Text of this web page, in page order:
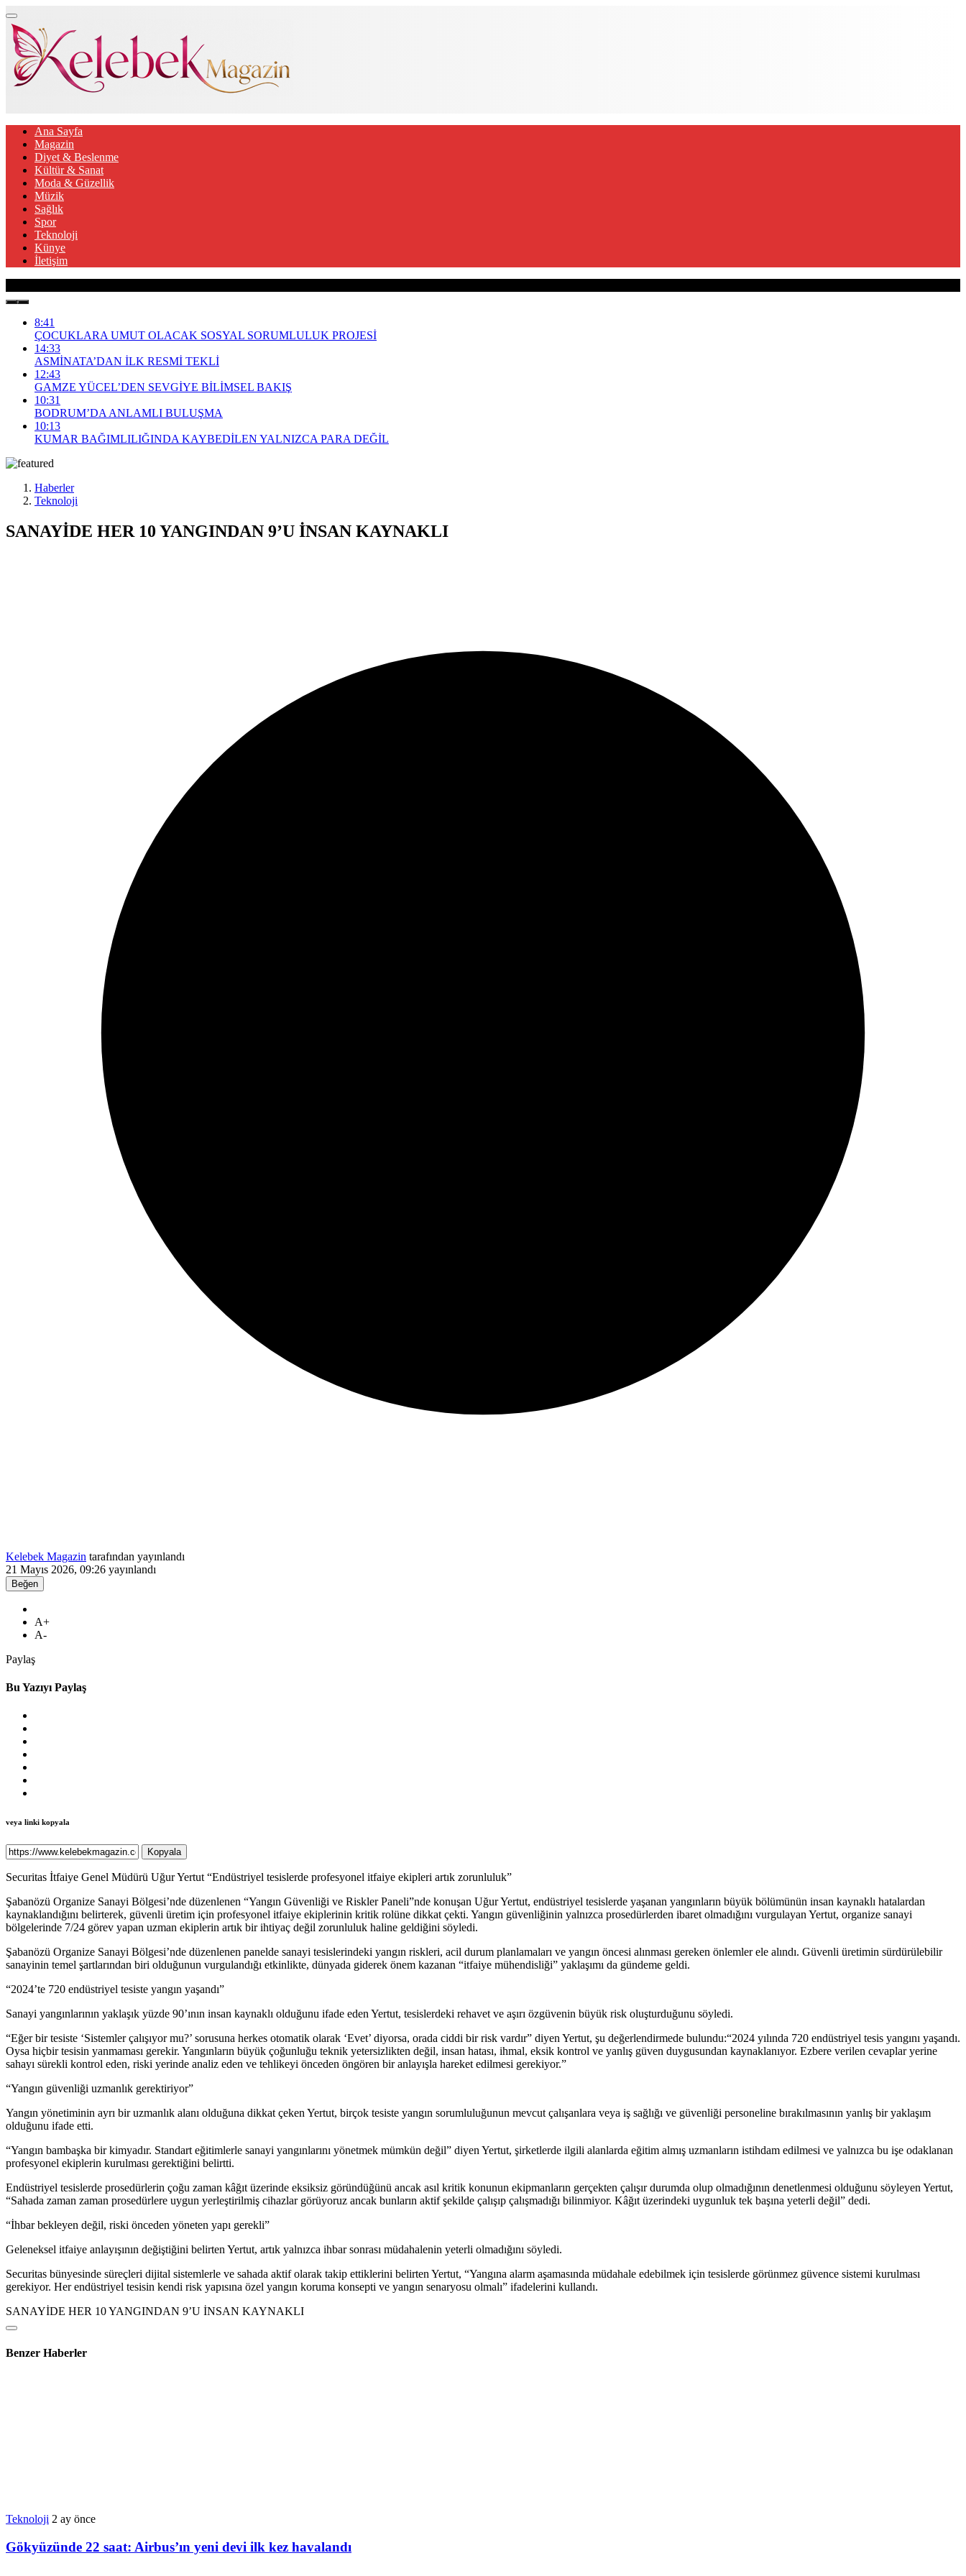
Ana Sayfa
Magazin
Diyet & Beslenme
Kültür & Sanat
Moda & Güzellik
Müzik
Sağlık
Spor
Teknoloji
Künye
İletişim
8:41
ÇOCUKLARA UMUT OLACAK SOSYAL SORUMLULUK PROJESİ
14:33
ASMİNATA’DAN İLK RESMİ TEKLİ
12:43
GAMZE YÜCEL’DEN SEVGİYE BİLİMSEL BAKIŞ
10:31
BODRUM’DA ANLAMLI BULUŞMA
10:13
KUMAR BAĞIMLILIĞINDA KAYBEDİLEN YALNIZCA PARA DEĞİL
Haberler
Teknoloji
SANAYİDE HER 10 YANGINDAN 9’U İNSAN KAYNAKLI
Kelebek Magazin tarafından yayınlandı
21 Mayıs 2026, 09:26 yayınlandı
Beğen
A+
A-
Paylaş
Bu Yazıyı Paylaş
veya linki kopyala
Kopyala
Securitas İtfaiye Genel Müdürü Uğur Yertut “Endüstriyel tesislerde profesyonel itfaiye ekipleri artık zorunluluk”
Şabanözü Organize Sanayi Bölgesi’nde düzenlenen “Yangın Güvenliği ve Riskler Paneli”nde konuşan Uğur Yertut, endüstriyel tesislerde yaşanan yangınların büyük bölümünün insan kaynaklı hatalardan
kaynaklandığını belirterek, güvenli üretim için profesyonel itfaiye ekiplerinin kritik rolüne dikkat çekti. Yangın güvenliğinin yalnızca prosedürlerden ibaret olmadığını vurgulayan Yertut, organize sanayi
bölgelerinde 7/24 görev yapan uzman ekiplerin artık bir ihtiyaç değil zorunluluk haline geldiğini söyledi.
Şabanözü Organize Sanayi Bölgesi’nde düzenlenen panelde sanayi tesislerindeki yangın riskleri, acil durum planlamaları ve yangın öncesi alınması gereken önlemler ele alındı. Güvenli üretimin sürdürülebilir
sanayinin temel şartlarından biri olduğunun vurgulandığı etkinlikte, dünyada giderek önem kazanan “itfaiye mühendisliği” yaklaşımı da gündeme geldi.
“2024’te 720 endüstriyel tesiste yangın yaşandı”
Sanayi yangınlarının yaklaşık yüzde 90’ının insan kaynaklı olduğunu ifade eden Yertut, tesislerdeki rehavet ve aşırı özgüvenin büyük risk oluşturduğunu söyledi.
“Eğer bir tesiste ‘Sistemler çalışıyor mu?’ sorusuna herkes otomatik olarak ‘Evet’ diyorsa, orada ciddi bir risk vardır” diyen Yertut, şu değerlendirmede bulundu:“2024 yılında 720 endüstriyel tesis yangını yaşandı.
Oysa hiçbir tesisin yanmaması gerekir. Yangınların büyük çoğunluğu teknik yetersizlikten değil, insan hatası, ihmal, eksik kontrol ve yanlış güven duygusundan kaynaklanıyor. Ezbere verilen cevaplar yerine
sahayı sürekli kontrol eden, riski yerinde analiz eden ve tehlikeyi önceden öngören bir anlayışla hareket edilmesi gerekiyor.”
“Yangın güvenliği uzmanlık gerektiriyor”
Yangın yönetiminin ayrı bir uzmanlık alanı olduğuna dikkat çeken Yertut, birçok tesiste yangın sorumluluğunun mevcut çalışanlara veya iş sağlığı ve güvenliği personeline bırakılmasının yanlış bir yaklaşım
olduğunu ifade etti.
“Yangın bambaşka bir kimyadır. Standart eğitimlerle sanayi yangınlarını yönetmek mümkün değil” diyen Yertut, şirketlerde ilgili alanlarda eğitim almış uzmanların istihdam edilmesi ve yalnızca bu işe odaklanan
profesyonel ekiplerin kurulması gerektiğini belirtti.
Endüstriyel tesislerde prosedürlerin çoğu zaman kâğıt üzerinde eksiksiz göründüğünü ancak asıl kritik konunun ekipmanların gerçekten çalışır durumda olup olmadığının denetlenmesi olduğunu söyleyen Yertut,
“Sahada zaman zaman prosedürlere uygun yerleştirilmiş cihazlar görüyoruz ancak bunların aktif şekilde çalışıp çalışmadığı bilinmiyor. Kâğıt üzerindeki uygunluk tek başına yeterli değil” dedi.
“İhbar bekleyen değil, riski önceden yöneten yapı gerekli”
Geleneksel itfaiye anlayışının değiştiğini belirten Yertut, artık yalnızca ihbar sonrası müdahalenin yeterli olmadığını söyledi.
Securitas bünyesinde süreçleri dijital sistemlerle ve sahada aktif olarak takip ettiklerini belirten Yertut, “Yangına alarm aşamasında müdahale edebilmek için tesislerde görünmez güvence sistemi kurulması
gerekiyor. Her endüstriyel tesisin kendi risk yapısına özel yangın koruma konsepti ve yangın senaryosu olmalı” ifadelerini kullandı.
SANAYİDE HER 10 YANGINDAN 9’U İNSAN KAYNAKLI
Benzer Haberler
Teknoloji 2 ay önce
Gökyüzünde 22 saat: Airbus’ın yeni devi ilk kez havalandı